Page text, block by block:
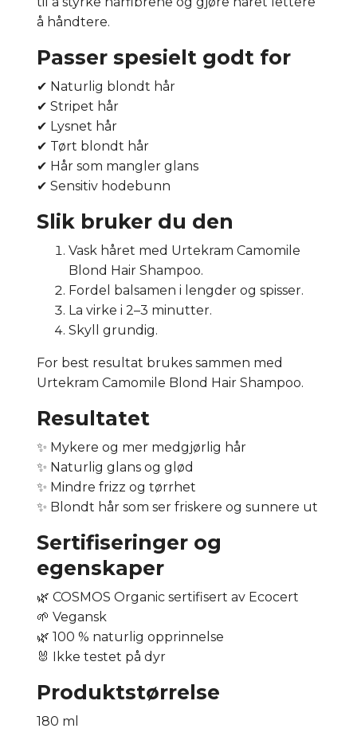
å håndtere.
Passer spesielt godt for
✔ Naturlig blondt hår
✔ Stripet hår
✔ Lysnet hår
✔ Tørt blondt hår
✔ Hår som mangler glans
✔ Sensitiv hodebunn
Slik bruker du den
Vask håret med Urtekram Camomile
Blond Hair Shampoo.
Fordel balsamen i lengder og spisser.
La virke i 2–3 minutter.
Skyll grundig.
For best resultat brukes sammen med
Urtekram Camomile Blond Hair Shampoo.
Resultatet
✨ Mykere og mer medgjørlig hår
✨ Naturlig glans og glød
✨ Mindre frizz og tørrhet
✨ Blondt hår som ser friskere og sunnere ut
Sertifiseringer og
egenskaper
🌿 COSMOS Organic sertifisert av Ecocert
🌱 Vegansk
🌿 100 % naturlig opprinnelse
🐰 Ikke testet på dyr
Produktstørrelse
180 ml